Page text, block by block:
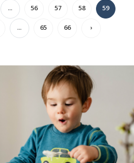
... 56 57 58 59
... 65 66 ›